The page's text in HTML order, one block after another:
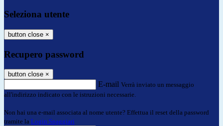
Seleziona utente
button close ×
Recupero password
button close ×
E-mail Verrà inviato un messaggio
all'indirizzo indicato con le istruzioni necessarie.
Non hai una e-mail associata al nome utente? Effettua il reset della password
tramite la Login Spaggiari